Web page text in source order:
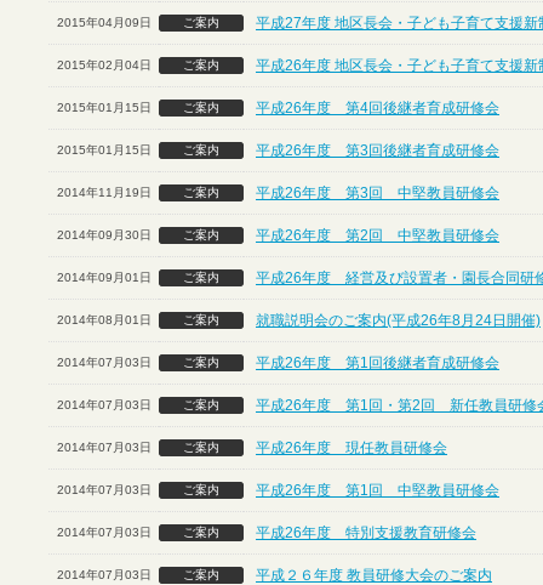
2015年04月09日 ご案内 平成27年度 地区長会・子ども子育て支援
2015年02月04日 ご案内 平成26年度 地区長会・子ども子育て支援
2015年01月15日 ご案内 平成26年度 第4回後継者育成研修会
2015年01月15日 ご案内 平成26年度 第3回後継者育成研修会
2014年11月19日 ご案内 平成26年度 第3回 中堅教員研修会
2014年09月30日 ご案内 平成26年度 第2回 中堅教員研修会
2014年09月01日 ご案内 平成26年度 経営及び設置者・園長合同研
2014年08月01日 ご案内 就職説明会のご案内(平成26年8月24日開催)
2014年07月03日 ご案内 平成26年度 第1回後継者育成研修会
2014年07月03日 ご案内 平成26年度 第1回・第2回 新任教員研修
2014年07月03日 ご案内 平成26年度 現任教員研修会
2014年07月03日 ご案内 平成26年度 第1回 中堅教員研修会
2014年07月03日 ご案内 平成26年度 特別支援教育研修会
2014年07月03日 ご案内 平成２６年度 教員研修大会のご案内